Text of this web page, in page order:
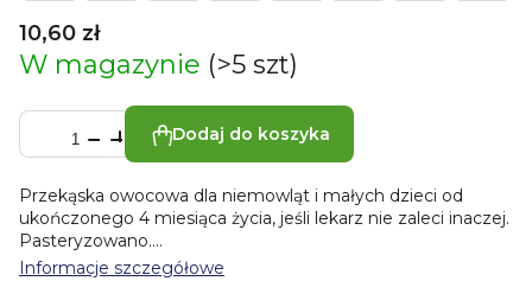
10,60 zł
W magazynie (>5 szt)
Dodaj do koszyka
Przekąska owocowa dla niemowląt i małych dzieci od
ukończonego 4 miesiąca życia, jeśli lekarz nie zaleci inaczej.
Pasteryzowano.
Prawdziwa saszetka z dojrzałymi gruszkami i pachnącymi
Informacje szczegółowe